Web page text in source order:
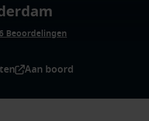
Beoordelingen
Aan boord